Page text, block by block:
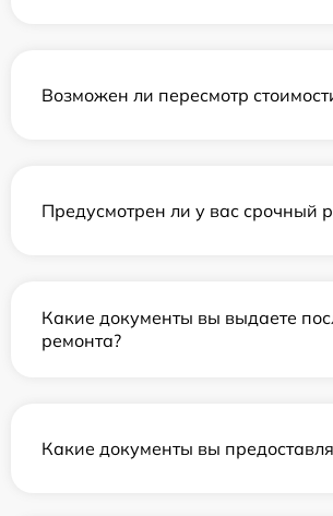
Возможен ли пересмотр
Предусмотрен ли у вас срочный
Какие документы вы выдаете
ремонта?
Какие документы вы